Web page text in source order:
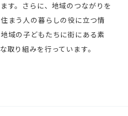
す。さらに、地域のつながりを
まう人の暮らしの役に立つ情
域の子どもたちに街にある素
取り組みを行っています。